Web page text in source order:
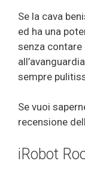
Se la cava
ed ha una
senza contare
sempre
Se vuoi
recensione
iRobot